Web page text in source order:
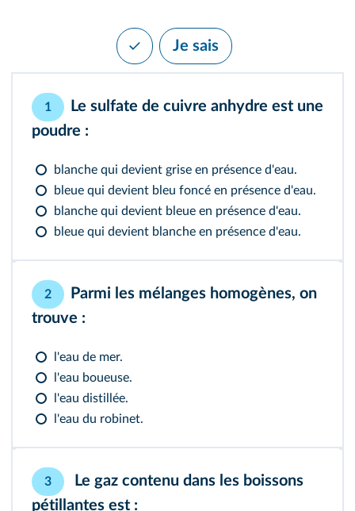
Je sais
1
Le sulfate de cuivre anhydre est une
poudre :
blanche qui devient grise en présence d'eau.
bleue qui devient bleu foncé en présence d'eau.
blanche qui devient bleue en présence d'eau.
bleue qui devient blanche en présence d'eau.
2
Parmi les mélanges homogènes, on
trouve :
l'eau de mer.
l'eau boueuse.
l'eau distillée.
l'eau du robinet.
3
Le gaz contenu dans les boissons
pétillantes est :